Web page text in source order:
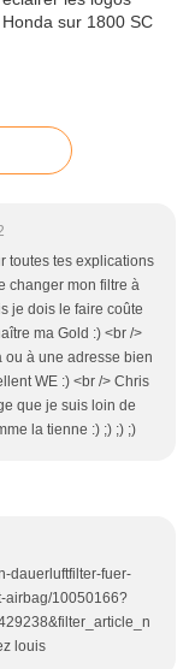
toutes tes explications
changer mon filtre à
je dois le faire coûte
ma Gold :) <br />
ou à une adresse bien
WE :) <br /> Chris
que je suis loin de
la tienne :) ;) ;) ;)
dauerluftfilter-fuer-
airbag/10050166?
louis